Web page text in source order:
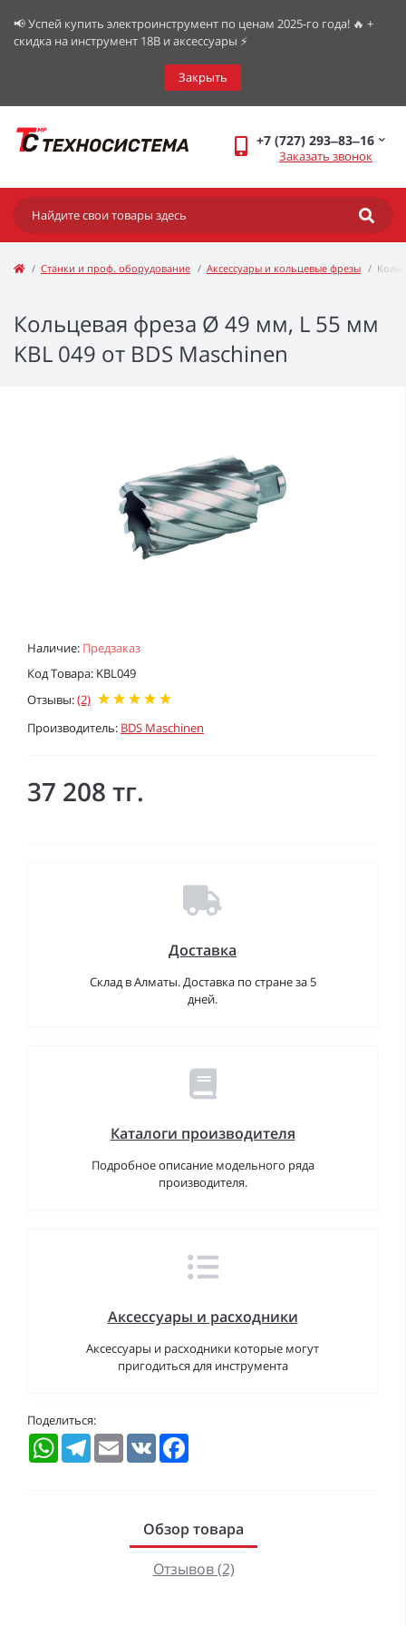
📢 Успей купить электроинструмент по ценам 2025-го года! 🔥 +
скидка на инструмент 18В и аксессуары ⚡️
Закрыть
+7 (727) 293‒83‒16
Заказать звонок
Станки и проф. оборудование Аксессуары и кольцевые фрезы
Кольцевая фреза Ø 49 мм, L 55 мм
KBL 049 от BDS Maschinen
Наличие: Предзаказ
Код Товара: KBL049
Отзывы:(2)
Производитель: BDS Maschinen
37 208 тг.
Доставка
Склад в Алматы. Доставка по стране за 5
дней.
Каталоги производителя
Подробное описание модельного ряда
производителя.
Аксессуары и расходники
Аксессуары и расходники которые могут
пригодиться для инструмента
Поделиться:
WhatsAppTelegramEmail VK
Обзор товара
Отзывов (2)